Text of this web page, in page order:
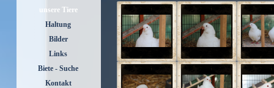
unsere Tiere
Haltung
Bilder
Links
Biete - Suche
Kontakt